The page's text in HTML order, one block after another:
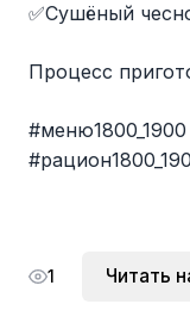
✅Сушёный
Процесс
#меню1800_1900
1 Читать